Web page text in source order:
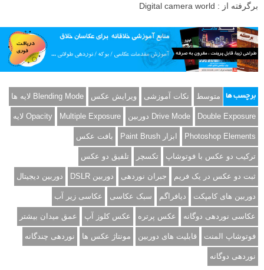
برگرفته از : Digital camera world
برچسب ها متوسط نکات آموزشی ویرایش عکس Blending Mode لایه ها
Double Exposure Drive Mode دوربین Multiple Exposure Opacity لایه
Photoshop Elements ابزار Paint Brush بافت عکس
ترکیب دو عکس با فوتوشاپ تکسچر تلفیق دو عکس
ثبت دو عکس در یک فریم جبران نوردهی دوربین DSLR دوربین دیجیتال
دوربین های کامپکت دیافراگم سبک عکاسی عکاسی زیر آب
عکاسی نوردهی دوگانه عکس پرتره عکس کلوز آپ عمق میدان بیشتر
فوتوشاپ المنت قابلیت های دوربین مونتاژ عکس ها نوردهی چندگانه
نوردهی دوگانه